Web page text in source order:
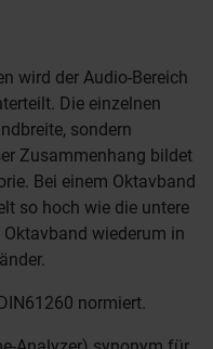
wird der Audio-Bereich
Die einzelnen
sondern
Zusammenhang bildet
Bei einem Oktavband
so hoch wie die untere
wiederum in
normiert.